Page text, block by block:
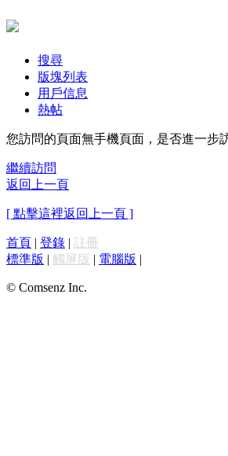
搜尋
版塊列表
用戶信息
熱帖
您訪問的頁面無手機頁面，是否進一步
繼續訪問
返回上一頁
[ 點擊這裡返回上一頁 ]
首頁 | 登錄 | 註冊
標準版 | 觸屏版 | 電腦版 |
© Comsenz Inc.